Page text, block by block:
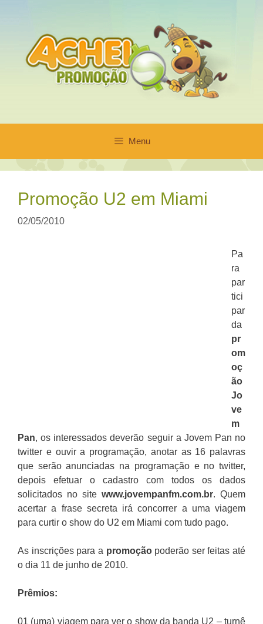
conteúdo
Menu
Promoção U2 em Miami
02/05/2010
Pa
ra
par
tici
par
da
pr
om
oç
ão
Jo
ve
m
Pan, os interessados deverão seguir a Jovem Pan no
twitter e ouvir a programação, anotar as 16 palavras
que serão anunciadas na programação e no twitter,
depois efetuar o cadastro com todos os dados
solicitados no site www.jovempanfm.com.br. Quem
acertar a frase secreta irá concorrer a uma viagem
para curtir o show do U2 em Miami com tudo pago.
As inscrições para a promoçãopoderão ser feitas até
o dia 11 de junho de 2010.
Prêmios:
01 (uma) viagem para ver o show da banda U2 – turnê